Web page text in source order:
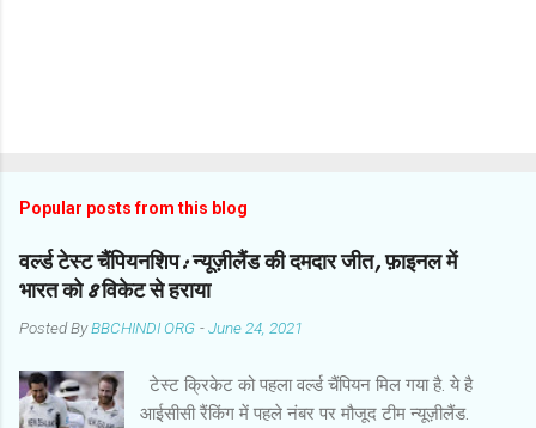
Popular posts from this blog
वर्ल्ड टेस्ट चैंपियनशिप: न्यूज़ीलैंड की दमदार जीत, फ़ाइनल में
भारत को 8 विकेट से हराया
Posted ByBBCHINDI ORG -June 24, 2021
टेस्ट क्रिकेट को पहला वर्ल्ड चैंपियन मिल गया है. ये है
आईसीसी रैंकिंग में पहले नंबर पर मौजूद टीम न्यूज़ीलैंड.